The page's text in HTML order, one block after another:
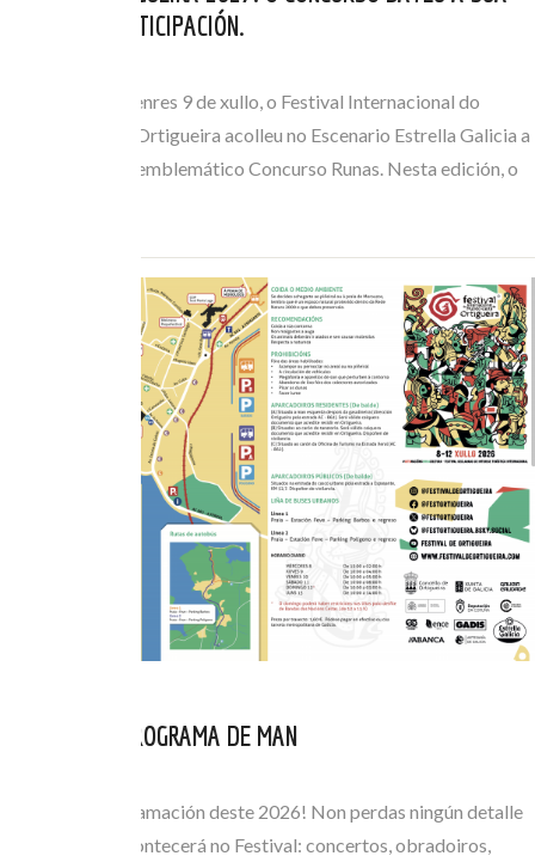
MARCA DE PARTICIPACIÓN.
Na xornada do venres 9 de xullo, o Festival Internacional do
Mundo Celta de Ortigueira acolleu no Escenario Estrella Galicia a
gran final do seu emblemático Concurso Runas. Nesta edición, o
CONSULTA O PROGRAMA DE MAN
Consulta a programación deste 2026! Non perdas ningún detalle
de todo o que acontecerá no Festival: concertos, obradoiros,